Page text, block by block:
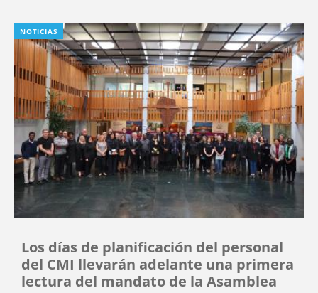
NOTICIAS
Los días de planificación del personal
del CMI llevarán adelante una primera
lectura del mandato de la Asamblea